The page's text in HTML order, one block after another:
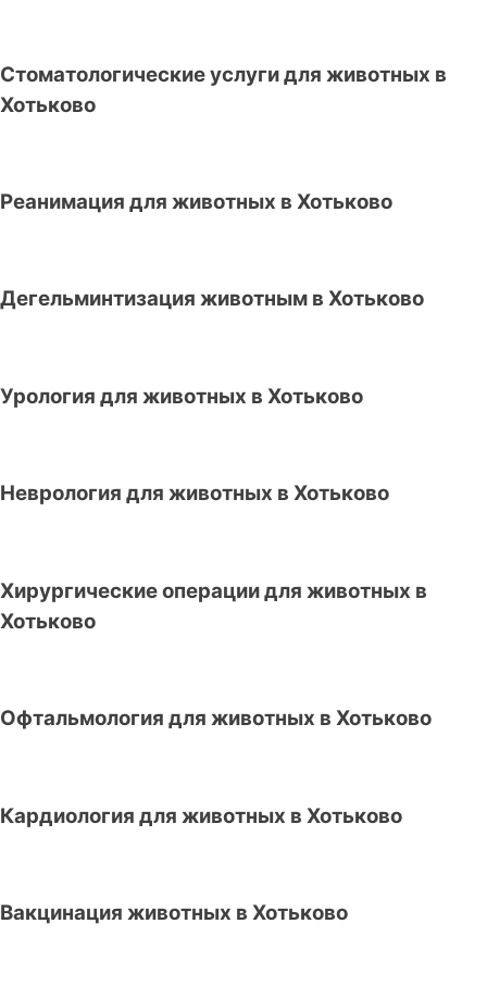
Стоматологические услуги для животных в
Хотьково
Реанимация для животных в Хотьково
Дегельминтизация животным в Хотьково
Урология для животных в Хотьково
Неврология для животных в Хотьково
Хирургические операции для животных в
Хотьково
Офтальмология для животных в Хотьково
Кардиология для животных в Хотьково
Вакцинация животных в Хотьково